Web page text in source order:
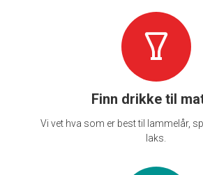
Finn drikke til
Vi vet hva som er best til lammelår,
laks.